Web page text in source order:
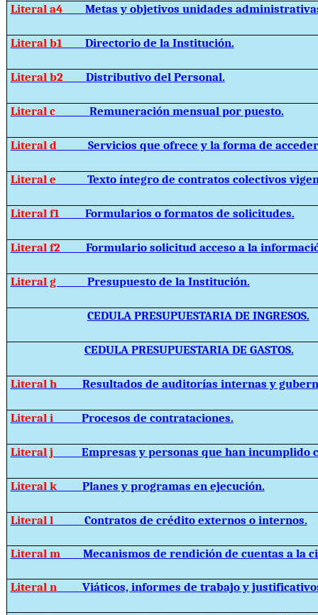
Literal a4 Metas y objetivos unidades
Literal b1 Directorio de la Institución.
Literal b2 Distributivo del Personal.
Literal c Remuneración mensual por puesto.
Literal d Servicios que ofrece y la forma de
Literal e Texto íntegro de contratos colectivos
Literal f1 Formularios o formatos de solicitudes.
Literal f2 Formulario solicitud acceso a la
Literal g Presupuesto de la Institución.
CEDULA PRESUPUESTARIA DE INGRESOS.
CEDULA PRESUPUESTARIA DE GASTOS.
Literal h Resultados de auditorías internas y
Literal i Procesos de contrataciones.
Literal j Empresas y personas que han incumplido
Literal k Planes y programas en ejecución.
Literal l Contratos de crédito externos o internos.
Literal m Mecanismos de rendición de cuentas a la
Literal n Viáticos, informes de trabajo y